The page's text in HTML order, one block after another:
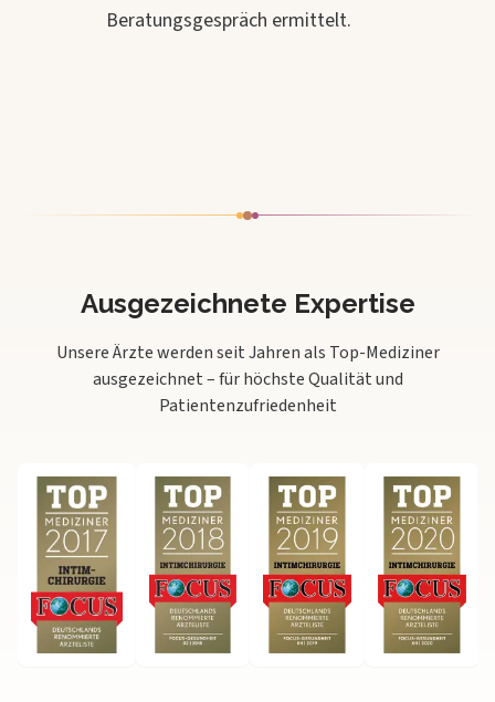
Beratungsgespräch ermittelt.
Ausgezeichnete Expertise
Unsere Ärzte werden seit Jahren als Top-Mediziner
ausgezeichnet – für höchste Qualität und
Patientenzufriedenheit